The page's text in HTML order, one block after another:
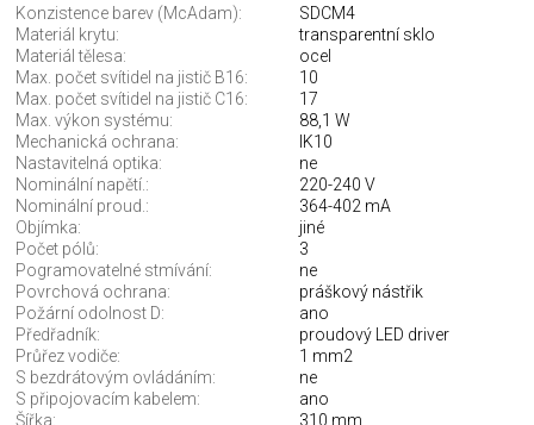
Konzistence barev (McAdam):
SDCM4
Materiál krytu:
transparentní sklo
Materiál tělesa:
ocel
Max. počet svítidel na jistič B16:
10
Max. počet svítidel na jistič C16:
17
Max. výkon systému:
88,1 W
Mechanická ochrana:
IK10
Nastavitelná optika:
ne
Nominální napětí.:
220-240 V
Nominální proud.:
364-402 mA
Objímka:
jiné
Počet pólů:
3
Pogramovatelné stmívání:
ne
Povrchová ochrana:
práškový nástřik
Požární odolnost D:
ano
Předřadník:
proudový LED driver
Průřez vodiče:
1 mm2
S bezdrátovým ovládáním:
ne
S připojovacím kabelem:
ano
Šířka:
310 mm